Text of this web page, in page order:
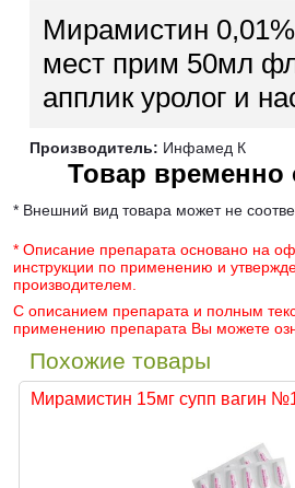
Мирамистин
мест прим 50мл
апплик уролог и
Производитель: Инфамед К
Товар временно
* Внешний вид товара может не
* Описание препарата основано на
инструкции по применению и
производителем.
С описанием препарата и полным
применению препарата Вы можете
Похожие товары
Мирамистин 15мг супп вагин